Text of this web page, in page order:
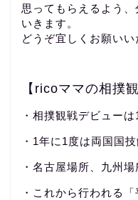
思ってもらえるよう
いきます。
どうぞ宜しくお願い
【ricoママの相撲
・相撲観戦デビュー
・1年に1度は両国国
・名古屋場所、九州
・これから行われる